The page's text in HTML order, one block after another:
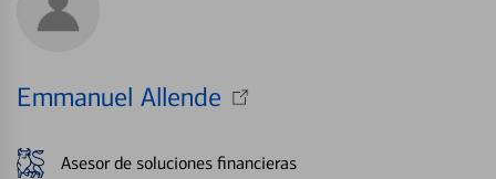
Emmanuel Allende
Asesor de soluciones financieras